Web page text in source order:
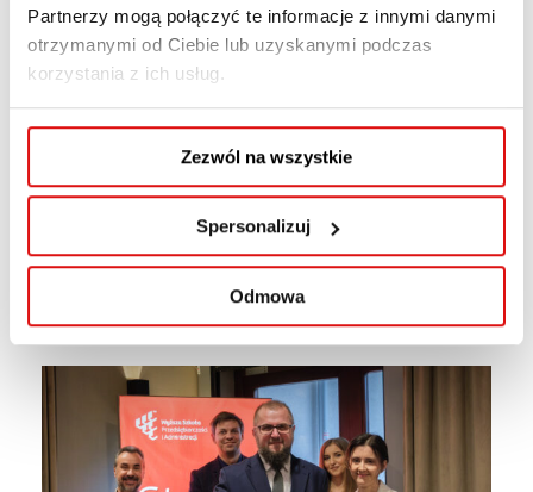
Partnerzy mogą połączyć te informacje z innymi danymi
otrzymanymi od Ciebie lub uzyskanymi podczas
korzystania z ich usług.
Zezwól na wszystkie
Spersonalizuj
Odmowa